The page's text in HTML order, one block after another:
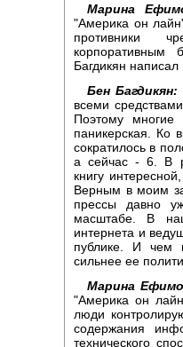
Марина
"Америка он
противники
корпоративным
Багдикян
Бен Багдикян:
всеми
Поэтому многие
паникерская. Ко
сократилось в
а сейчас - 6. В
книгу
Верным в моим
прессы давно
масштабе. В
интернета и
публике. И чем
сильнее ее
Марина
"Америка он
люди
содержания
технического